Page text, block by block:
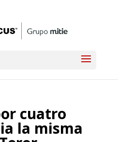
cuatro
la misma